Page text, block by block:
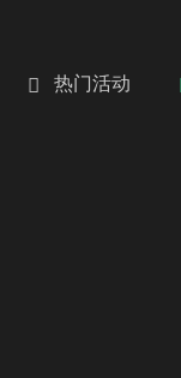
热门活动